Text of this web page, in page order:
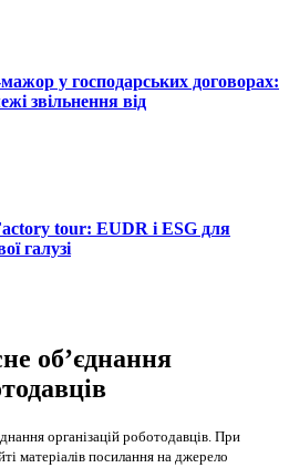
у господарських договорах:
звільнення від
tour: EUDR і ESG для
галузі
об’єднання
організацій роботодавців. При
матеріалів посилання на джерело